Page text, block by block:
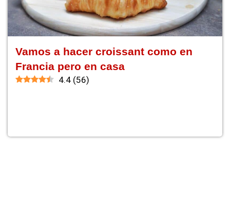
Vamos a hacer croissant como en
Francia pero en casa
4.4 (56)